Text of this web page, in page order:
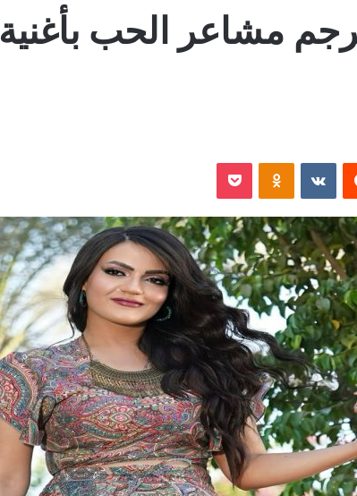
مشاعر الحب بأغنية
Odnoklassniki
بوكيت